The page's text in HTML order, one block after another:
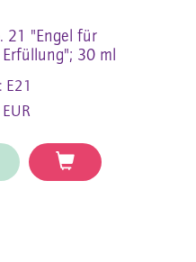
21 "Engel für
30 ml
E21